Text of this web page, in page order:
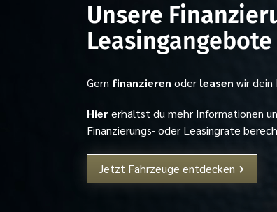
Unsere
Leasingangebote
Gern finanzieren oder leasen wir dein
Hiererhältst du mehr Informationen
Finanzierungs- oder Leasingrate
Jetzt Fahrzeuge entdecken